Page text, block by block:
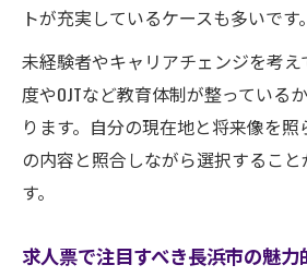
在宅勤務可求人で叶える
転職成功へ導く滋賀県長浜市
求人選びで重視したい将
プログラマー求人応募時
トが充実しているケースも多いです。
未経験者やキャリアチェンジを考
度やOJTなど教育体制が整っている
ります。自分の現在地と将来像を
の内容と照合しながら選択するこ
す。
求人票で注目すべき長浜市の魅力